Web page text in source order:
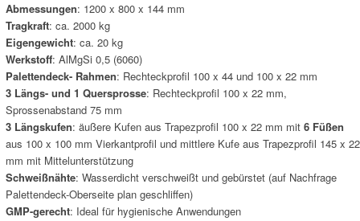
Abmessungen: 1200 x 800 x 144 mm
Tragkraft: ca. 2000 kg
Eigengewicht: ca. 20 kg
Werkstoff: AlMgSi 0,5 (6060)
Palettendeck- Rahmen: Rechteckprofil 100 x 44 und 100 x 22 mm
3 Längs- und 1 Quersprosse: Rechteckprofil 100 x 22 mm,
Sprossenabstand 75 mm
3 Längskufen: äußere Kufen aus Trapezprofil 100 x 22 mm mit 6 Füßen
aus 100 x 100 mm Vierkantprofil und mittlere Kufe aus Trapezprofil 145 x 22
mm mit Mittelunterstützung
Schweißnähte: Wasserdicht verschweißt und gebürstet (auf Nachfrage
Palettendeck-Oberseite plan geschliffen)
GMP-gerecht: Ideal für hygienische Anwendungen